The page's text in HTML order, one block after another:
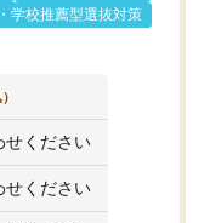
学校推薦型選抜対策
せください
せください